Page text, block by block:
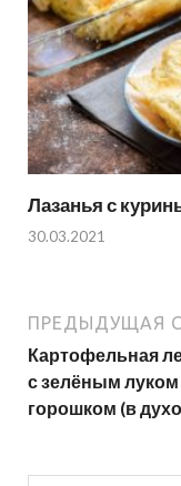
Лазанья с
30.03.2021
ПРЕДЫДУЩАЯ
Картофельная
с зелёным луком
горошком (в